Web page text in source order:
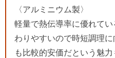
〈アルミニウム製〉
軽量で熱伝導率に優れて
わりやすいので時短調理
も比較的安価だという魅力